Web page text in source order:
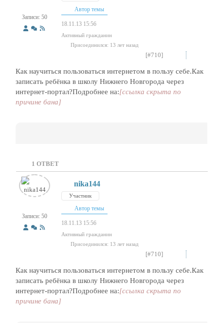
Записи: 50
Автор темы
18.11.13 15:56
Активный гражданин
Присоединился: 13 лет назад
[#710]
Как научиться пользоваться интернетом в пользу себе.Как
записать ребёнка в школу Нижнего Новгорода через
интернет-портал?Подробнее на:[ссылка скрыта по
причине бана]
1 ОТВЕТ
Записи: 50
nika144
Участник
Автор темы
18.11.13 15:56
Активный гражданин
Присоединился: 13 лет назад
[#710]
Как научиться пользоваться интернетом в пользу себе.Как
записать ребёнка в школу Нижнего Новгорода через
интернет-портал?Подробнее на:[ссылка скрыта по
причине бана]